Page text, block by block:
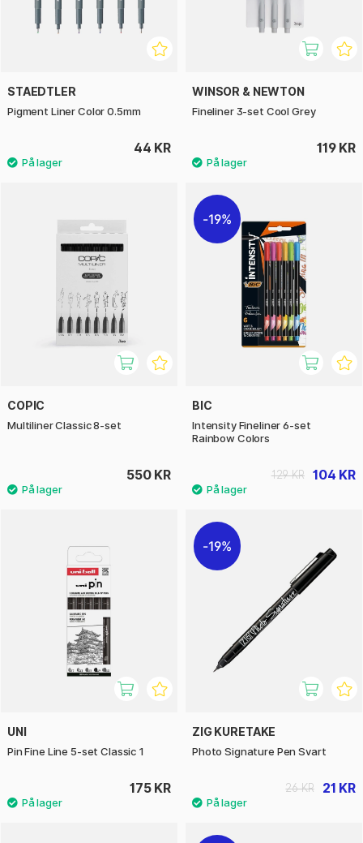
STAEDTLER
Pigment Liner Color 0.5mm
44 KR
WINSOR & NEWTON
Fineliner 3-set Cool Grey
119 KR
COPIC
Multiliner Classic 8-set
550 KR
19%
BIC
Intensity Fineliner 6-set
Rainbow Colors
104 KR
129 KR
UNI
Pin Fine Line 5-set Classic 1
175 KR
19%
ZIG KURETAKE
Photo Signature Pen Svart
21 KR
26 KR